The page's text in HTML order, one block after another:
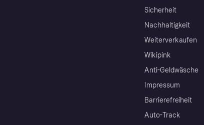
Sicherheit
Nachhaltigkeit
Weiterverkaufen
Wikipink
Anti-Geldwäsche
Impressum
Barrierefreiheit
Auto-Track